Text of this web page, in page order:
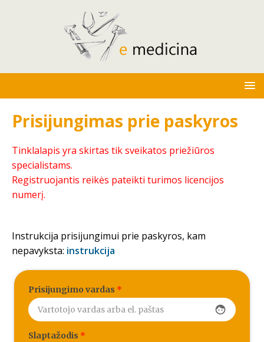
Prisijungimas prie paskyros
Tinklalapis yra skirtas tik sveikatos priežiūros
specialistams.
Registruojantis reikės pateikti turimos licencijos
numerį.
Instrukcija prisijungimui prie paskyros, kam
nepavyksta: instrukcija
Prisijungimo vardas *
face
Slaptažodis *